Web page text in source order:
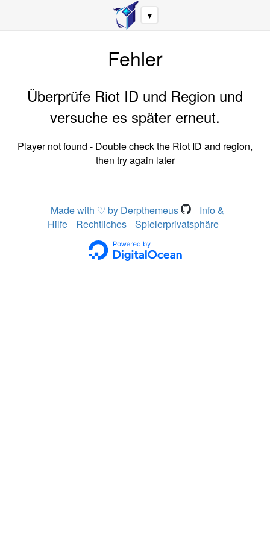
▼
Fehler
Überprüfe Riot ID und Region und
versuche es später erneut.
Player not found - Double check the Riot ID and region,
then try again later
Made with ♡ by Derpthemeus
Info &
Hilfe
Rechtliches Spielerprivatsphäre